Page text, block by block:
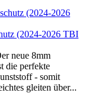
(2024-2026 TBI
neue 8mm
die perfekte
- somit
gleiten über...